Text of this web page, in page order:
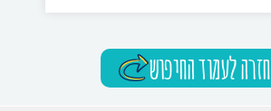
חזרה לעמוד החיפוש